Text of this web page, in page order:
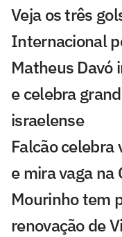
Veja os três
Internacional
Matheus Davó
e celebra
israelense
Falcão celebra
e mira vaga na
Mourinho tem
renovação de